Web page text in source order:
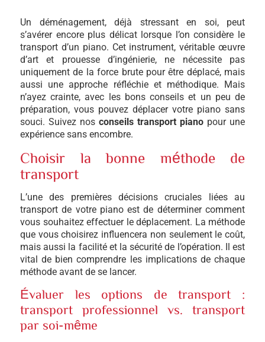
Un déménagement, déjà stressant en soi, peut
s’avérer encore plus délicat lorsque l’on considère le
transport d’un piano. Cet instrument, véritable œuvre
d’art et prouesse d’ingénierie, ne nécessite pas
uniquement de la force brute pour être déplacé, mais
aussi une approche réfléchie et méthodique. Mais
n’ayez crainte, avec les bons conseils et un peu de
préparation, vous pouvez déplacer votre piano sans
souci. Suivez nos conseils transport piano pour une
expérience sans encombre.
Choisir la bonne méthode de
transport
L’une des premières décisions cruciales liées au
transport de votre piano est de déterminer comment
vous souhaitez effectuer le déplacement. La méthode
que vous choisirez influencera non seulement le coût,
mais aussi la facilité et la sécurité de l’opération. Il est
vital de bien comprendre les implications de chaque
méthode avant de se lancer.
Évaluer les options de transport :
transport professionnel vs. transport
par soi-même